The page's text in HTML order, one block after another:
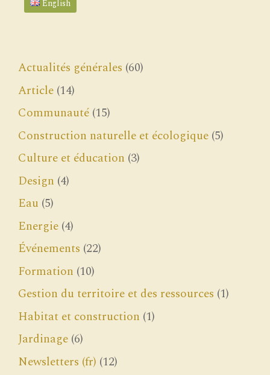
English
Actualités générales (60)
Article (14)
Communauté (15)
Construction naturelle et écologique (5)
Culture et éducation (3)
Design (4)
Eau (5)
Energie (4)
Événements (22)
Formation (10)
Gestion du territoire et des ressources (1)
Habitat et construction (1)
Jardinage (6)
Newsletters (fr) (12)